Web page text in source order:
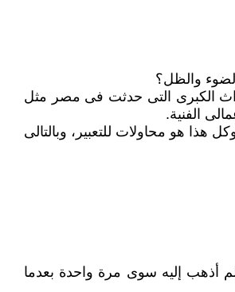
والظل؟
الكبرى التى حدثت فى مصر مثل
هو محاولات للتعبير، وبالتالى
أذهب إليه سوى مرة واحدة بعدما